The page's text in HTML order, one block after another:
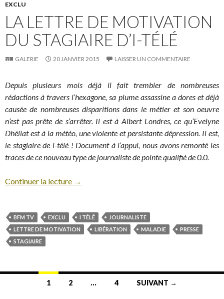
EXCLU
LA LETTRE DE MOTIVATION
DU STAGIAIRE D’I-TÉLÉ
GALERIE 20 JANVIER 2015 LAISSER UN COMMENTAIRE
Depuis plusieurs mois déjà il fait trembler de nombreuses
rédactions à travers l’hexagone, sa plume assassine a dores et déjà
causée de nombreuses disparitions dans le métier et son oeuvre
n’est pas prête de s’arrêter. Il est à Albert Londres, ce qu’Evelyne
Dhéliat est à la météo, une violente et persistante dépression. Il est,
le stagiaire de i-télé ! Document à l’appui, nous avons remonté les
traces de ce nouveau type de journaliste de pointe qualifié de 0.0.
Continuer la lecture →
BFM TV EXCLU I TÉLÉ
JOURNALISTE
LETTRE DE MOTIVATION
LIBÉRATION MALADIE
PRESSE
STAGIAIRE
1 2 … 4 SUIVANT →